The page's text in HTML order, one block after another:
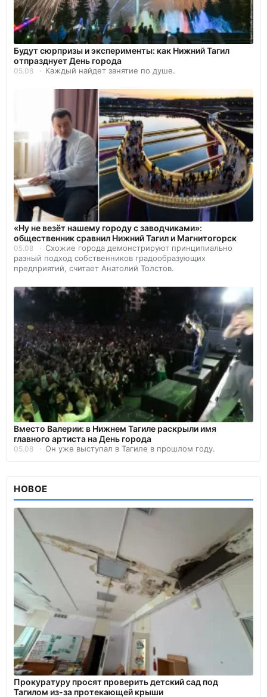
Будут сюрпризы и эксперименты: как Нижний Тагил
отпразднует День города
05.08 Каждый найдет занятие по душе.
«Ну не везёт нашему городу с заводчиками»:
общественник сравнил Нижний Тагил и Магнитогорск
05.08
Схожие города демонстрируют принципиально
разный подход собственников градообразующих
предприятий, считает Анатолий Толстов.
Вместо Валерии: в Нижнем Тагиле раскрыли имя
главного артиста на День города
05.08 Он уже выступал в Тагиле в прошлом году.
НОВОЕ
Прокуратуру просят проверить детский сад под
Тагилом из-за протекающей крыши